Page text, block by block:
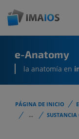
e-Anatomy
la anatomía en
PÁGINA DE INICIO
...
SUSTANCIA